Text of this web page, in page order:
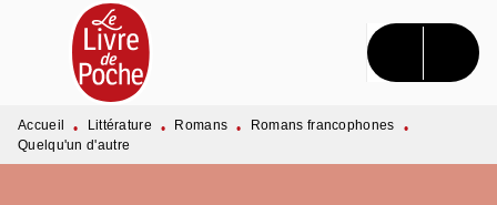
MENU RECHERCHE CONTENU
PIED DE PAGE
Accueil • Littérature • Romans • Romans francophones
•
Quelqu'un d'autre